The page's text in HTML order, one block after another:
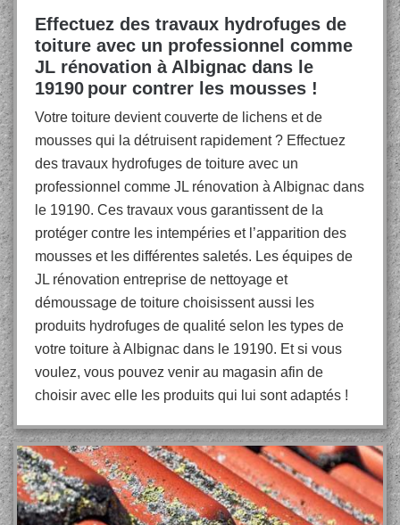
Effectuez des travaux hydrofuges de
toiture avec un professionnel comme
JL rénovation à Albignac dans le
19190 pour contrer les mousses !
Votre toiture devient couverte de lichens et de
mousses qui la détruisent rapidement ? Effectuez
des travaux hydrofuges de toiture avec un
professionnel comme JL rénovation à Albignac dans
le 19190. Ces travaux vous garantissent de la
protéger contre les intempéries et l’apparition des
mousses et les différentes saletés. Les équipes de
JL rénovation entreprise de nettoyage et
démoussage de toiture choisissent aussi les
produits hydrofuges de qualité selon les types de
votre toiture à Albignac dans le 19190. Et si vous
voulez, vous pouvez venir au magasin afin de
choisir avec elle les produits qui lui sont adaptés !